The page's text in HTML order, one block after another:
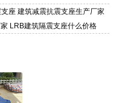
新区北方工业基地
。
座 建筑减震抗震支座生产厂家
LRB建筑隔震支座什么价格